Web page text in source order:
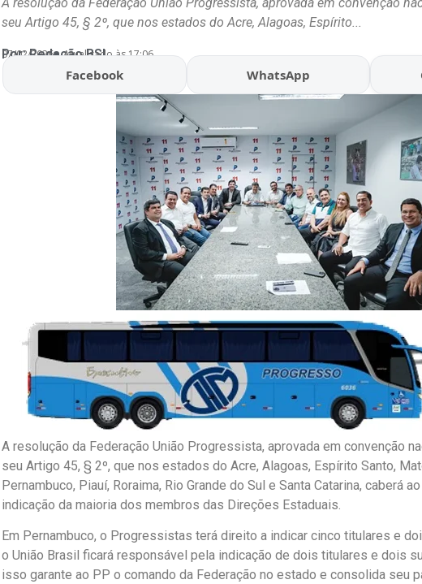
seu Artigo 45, § 2º, que nos estados do Acre, Alagoas, Espírito...
Por:Redação BSL
07/02/2026 Atualizado às 17:06
Facebook WhatsApp
A resolução da Federação União Progressista, aprovada em convenção
seu Artigo 45, § 2º, que nos estados do Acre, Alagoas, Espírito Santo,
Pernambuco, Piauí, Roraima, Rio Grande do Sul e Santa Catarina, caberá
indicação da maioria dos membros das Direções Estaduais.
Em Pernambuco, o Progressistas terá direito a indicar cinco titulares e
o União Brasil ficará responsável pela indicação de dois titulares e dois
isso garante ao PP o comando da Federação no estado e consolida seu